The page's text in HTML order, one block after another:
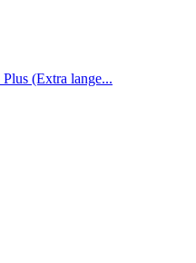
(Extra lange...